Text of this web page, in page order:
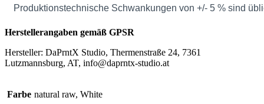
Herstellerangaben gemäß GPSR
Hersteller: DaPrntX Studio, Thermenstraße 24, 7361
Lutzmannsburg, AT, info@daprntx-studio.at
Farbe natural raw, White